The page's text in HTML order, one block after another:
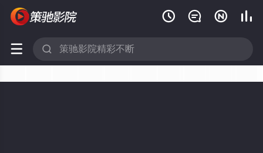
   
 